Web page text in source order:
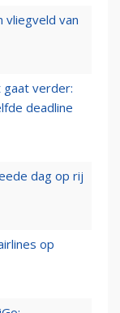
vliegveld van
gaat verder:
deadline
dag op rij
op